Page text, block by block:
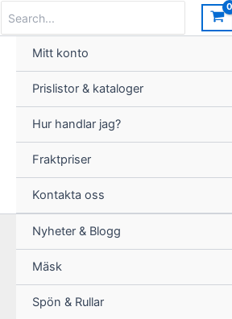
innehåll
for:
Mitt konto
Prislistor & kataloger
Hur handlar jag?
Fraktpriser
Kontakta oss
Nyheter & Blogg
Mäsk
Spön & Rullar